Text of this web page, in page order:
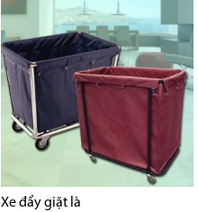
Xe đẩy giặt là